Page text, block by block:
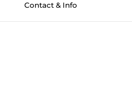
Contact & Info